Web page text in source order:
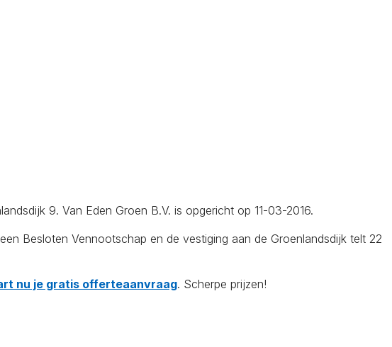
9. Van Eden Groen B.V. is opgericht op 11-03-2016.
Besloten Vennootschap en de vestiging aan de Groenlandsdijk telt 22
nu je gratis offerteaanvraag. Scherpe prijzen!